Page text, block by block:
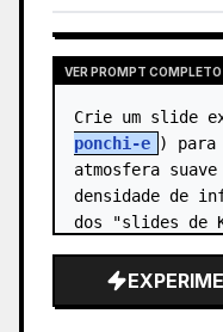
VER
VER PROMPT COMPLETO
Crie um slide
ponchi-e ) para
atmosfera
densidade de
dos "slides de